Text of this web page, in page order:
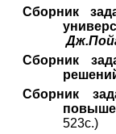
Сборник
Сборник
Сборник
523с.)